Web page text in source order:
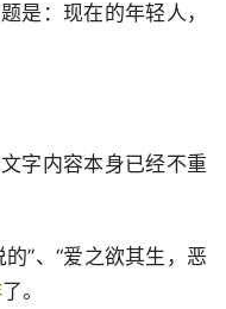
是：现在的年轻人，
字内容本身已经不重
”、“爱之欲其生，恶
了。